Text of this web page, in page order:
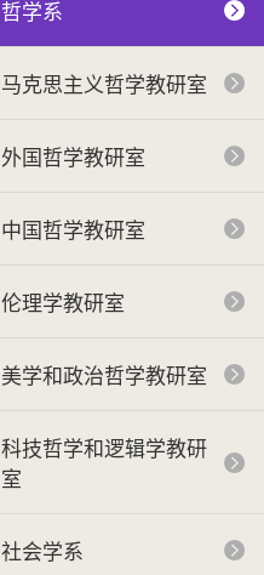
哲学系
马克思主义哲学教研室
外国哲学教研室
中国哲学教研室
伦理学教研室
美学和政治哲学教研室
科技哲学和逻辑学教研
室
社会学系